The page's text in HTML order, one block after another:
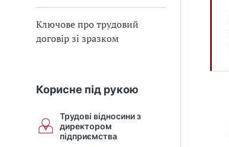
Ключове про трудовий
договір зі зразком
Корисне під рукою
Трудові відносини з
директором
підприємства